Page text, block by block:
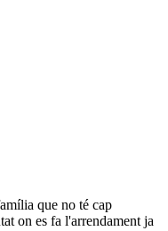
que no té cap
on es fa l'arrendament ja